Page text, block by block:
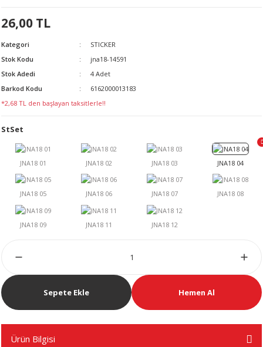
KENDİR İPİ
26,00 TL
Kategori
STICKER
Stok Kodu
jna18-14591
Stok Adedi
4 Adet
Barkod Kodu
6162000013183
*2,68 TL den başlayan taksitlerle!!
StSet
Sepete Ekle Hemen Al
Ürün Bilgisi